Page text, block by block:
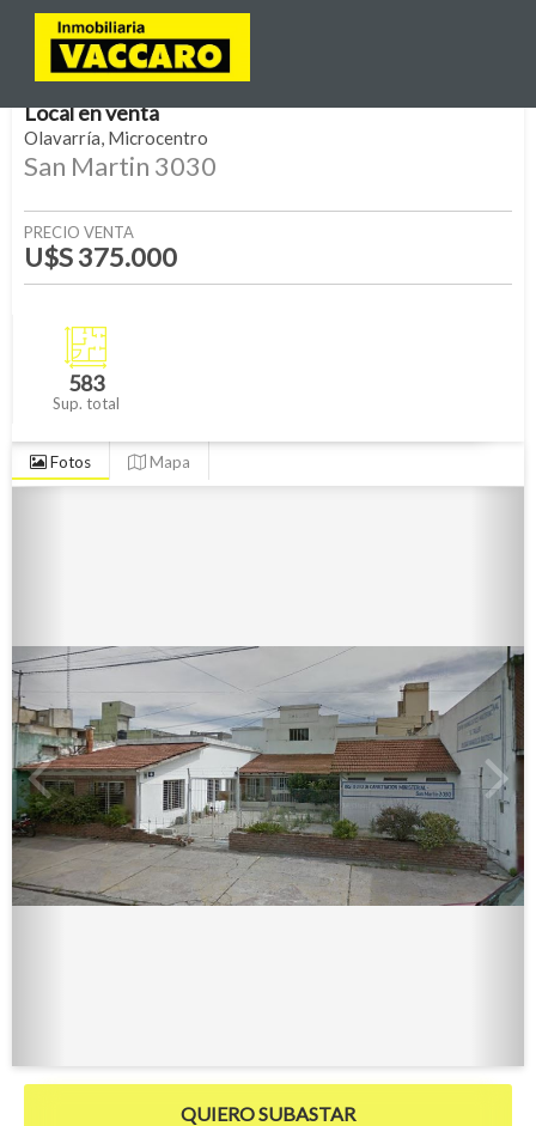
Localenventa
Olavarría Microcentro
San Martin 3030
PRECIO VENTA
U$S 375.000
583
Sup. total
Fotos Mapa
QUIERO SUBASTAR